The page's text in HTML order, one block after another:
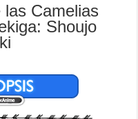
las Camelias
Shoujo